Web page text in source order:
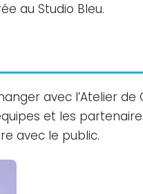
au Studio Bleu.
avec l’Atelier
et les
avec le public.